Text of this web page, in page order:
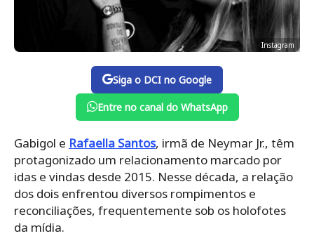
Instagram
Siga o DCI no Google
Entre no canal do WhatsApp
Gabigol e Rafaella Santos, irmã de Neymar Jr., têm
protagonizado um relacionamento marcado por
idas e vindas desde 2015. Nesse década, a relação
dos dois enfrentou diversos rompimentos e
reconciliações, frequentemente sob os holofotes
da mídia.